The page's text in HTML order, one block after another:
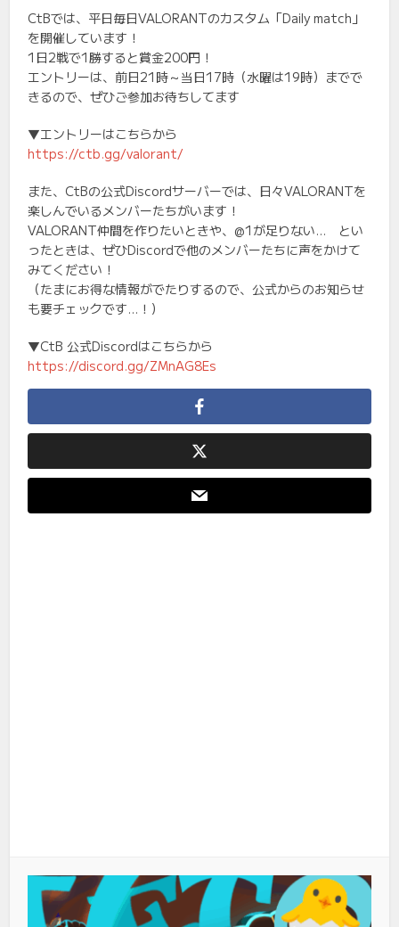
CtBでは、平日毎日VALORANTのカスタム「Daily match」
を開催しています！
1日2戦で1勝すると賞金200円！
エントリーは、前日21時～当日17時（水曜は19時）までで
きるので、ぜひご参加お待ちしてます
▼エントリーはこちらから
https://ctb.gg/valorant/
また、CtBの公式Discordサーバーでは、日々VALORANTを
楽しんでいるメンバーたちがいます！
VALORANT仲間を作りたいときや、@1が足りない… とい
ったときは、ぜひDiscordで他のメンバーたちに声をかけて
みてください！
（たまにお得な情報がでたりするので、公式からのお知らせ
も要チェックです…！）
▼CtB 公式Discordはこちらから
https://discord.gg/ZMnAG8Es